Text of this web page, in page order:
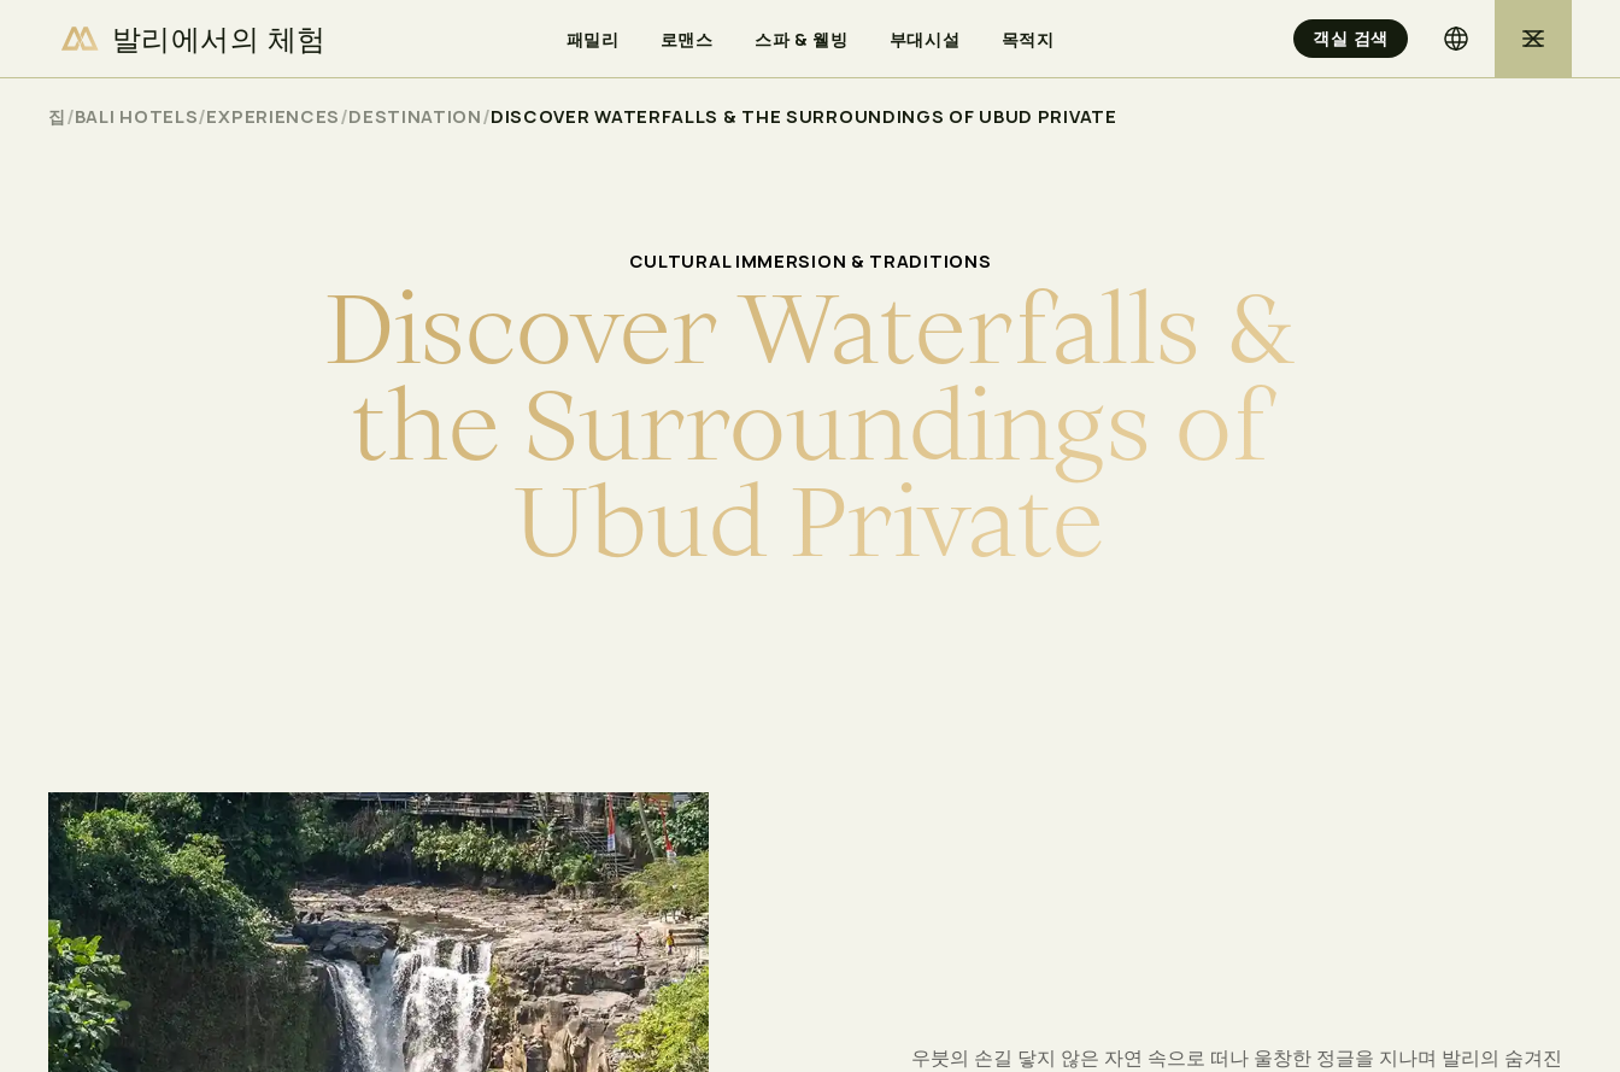
이용 가능 여부 확인
발리에서의 체험 패밀리 로맨스 스파 & 웰빙 부대시설 목적지 객실 검색
집/BALI HOTELS/EXPERIENCES/DESTINATION/DISCOVER WATERFALLS & THE SURROUNDINGS OF UBUD PRIVATE
CULTURAL IMMERSION & TRADITIONS
Discover Waterfalls &
the Surroundings of
Ubud Private
우붓의 손길 닿지 않은 자연 속으로 떠나 울창한 정글을 지나며 발리의 숨겨진